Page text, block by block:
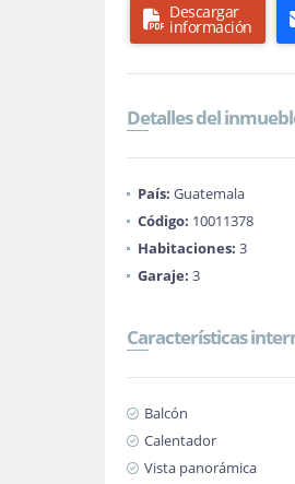
Descargar
información
Detalles del
País: Guatemala
Código: 10011378
Habitaciones: 3
Garaje: 3
Características
Balcón
Calentador
Vista panorámica